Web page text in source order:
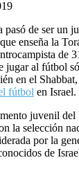
de ser un
enseña la
de
jugar al fútbol
en el
fútbol en Israel.
juvenil
la selección
por la
de